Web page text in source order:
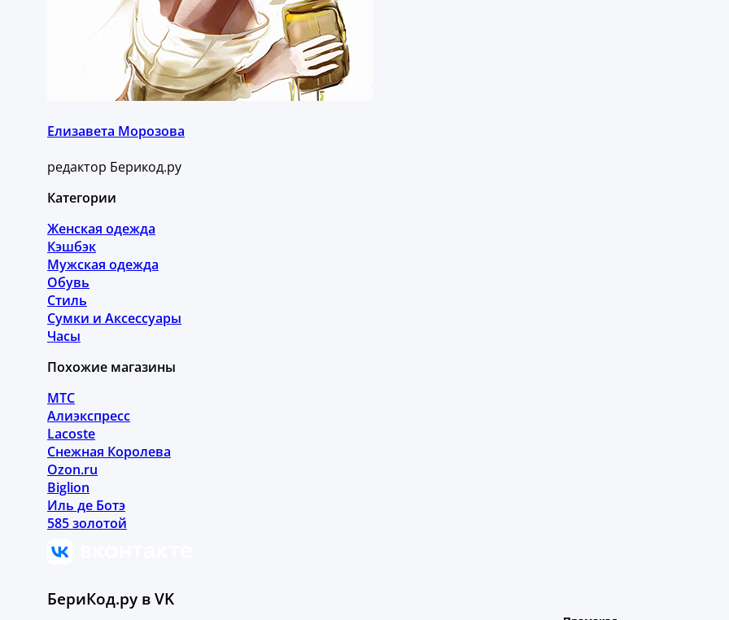
Елизавета Морозова
редактор Берикод.ру
Категории
Женская одежда
Кэшбэк
Мужская одежда
Обувь
Стиль
Сумки и Аксессуары
Часы
Похожие магазины
МТС
Алиэкспресс
Lacoste
Снежная Королева
Ozon.ru
Biglion
Иль де Ботэ
585 золотой
БериКод.ру в VK